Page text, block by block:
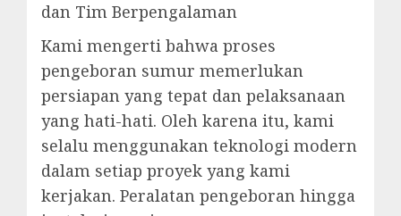
dan Tim Berpengalaman
Kami mengerti bahwa proses
pengeboran sumur memerlukan
persiapan yang tepat dan pelaksanaan
yang hati-hati. Oleh karena itu, kami
selalu menggunakan teknologi modern
dalam setiap proyek yang kami
kerjakan. Peralatan pengeboran hingga